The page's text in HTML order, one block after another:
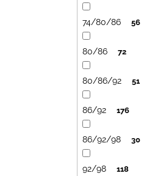
74/80/86 56
80/86 72
80/86/92 51
86/92 176
86/92/98 30
92/98 118